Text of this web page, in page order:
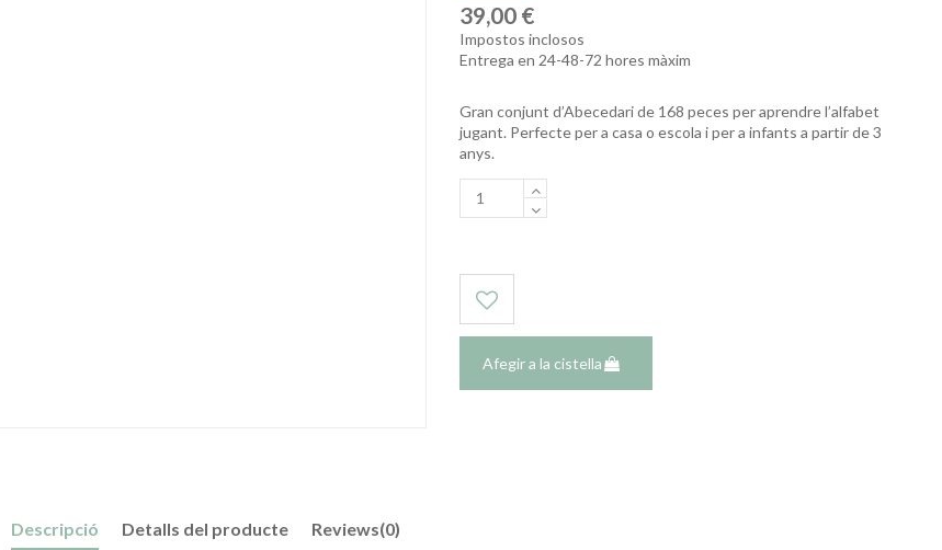
39,00 €
Impostos inclosos
Entrega en 24-48-72 hores màxim
Gran conjunt d’Abecedari de 168 peces per aprendre l’alfabet
jugant. Perfecte per a casa o escola i per a infants a partir de 3
anys.
Afegir a la cistella
Descripció Detalls del producte Reviews(0)